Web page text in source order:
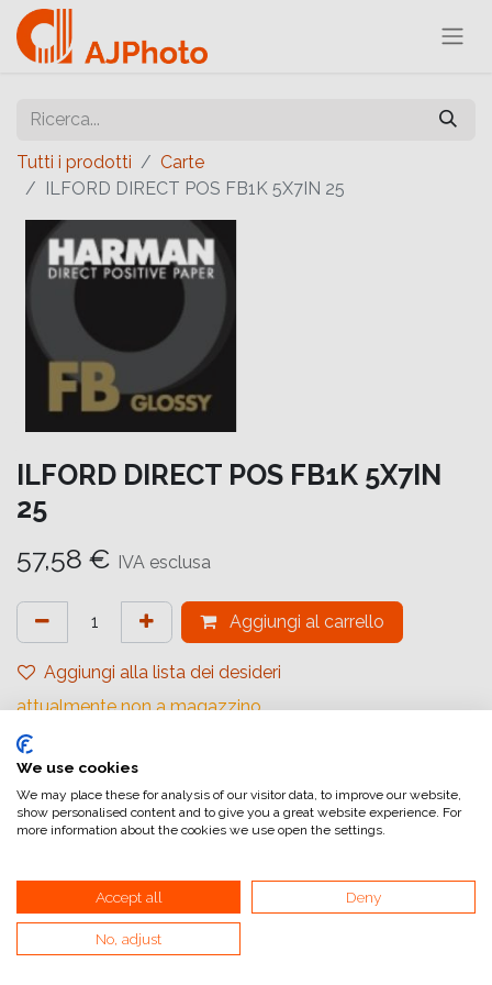
Tutti i prodotti
Carte
ILFORD DIRECT POS FB1K 5X7IN 25
ILFORD DIRECT POS FB1K 5X7IN
25
57,58 € IVA esclusa
Aggiungi al carrello
Aggiungi alla lista dei desideri
attualmente non a magazzino
Marchio (Carta)
Tipologia:Baritato
Gradiente:Carta a Gradazione Fissa
Formato (Carta):12,7x17,8 cm (5x7inch)
Superficie:Lucida
We use cookies
We may place these for analysis of our visitor data, to improve our website,
show personalised content and to give you a great website experience. For
more information about the cookies we use open the settings.
Accept all Deny
No, adjust